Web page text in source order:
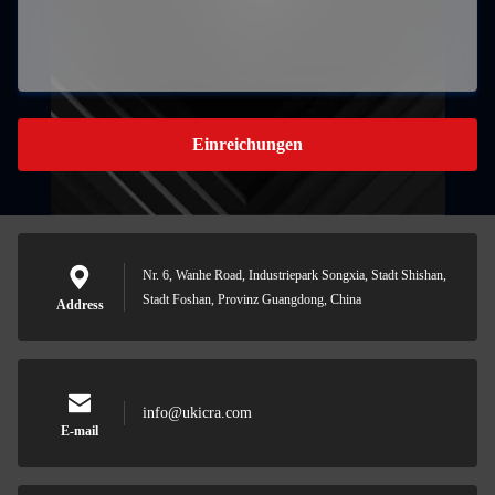
Einreichungen
Address
Nr. 6, Wanhe Road, Industriepark Songxia, Stadt Shishan,
Stadt Foshan, Provinz Guangdong, China
E-mail
info@ukicra.com